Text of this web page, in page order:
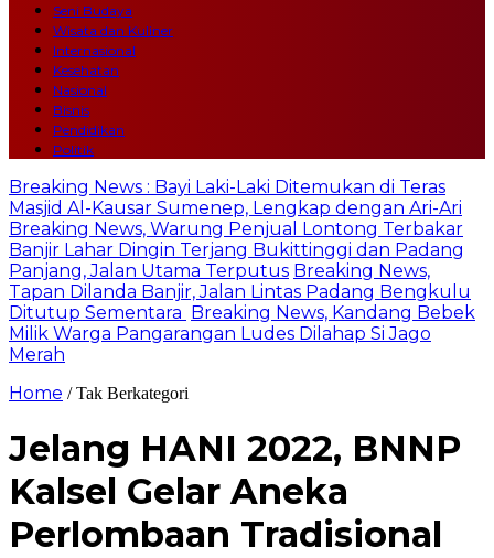
Seni Budaya
Wisata dan Kuliner
Internasional
Kesehatan
Nasional
Bisnis
Pendidikan
Politik
Breaking News : Bayi Laki-Laki Ditemukan di Teras
Masjid Al-Kausar Sumenep, Lengkap dengan Ari-Ari
Breaking News, Warung Penjual Lontong Terbakar
Banjir Lahar Dingin Terjang Bukittinggi dan Padang
Panjang, Jalan Utama Terputus Breaking News,
Tapan Dilanda Banjir, Jalan Lintas Padang Bengkulu
Ditutup Sementara Breaking News, Kandang Bebek
Milik Warga Pangarangan Ludes Dilahap Si Jago
Merah
Home / Tak Berkategori
Jelang HANI 2022, BNNP
Kalsel Gelar Aneka
Perlombaan Tradisional